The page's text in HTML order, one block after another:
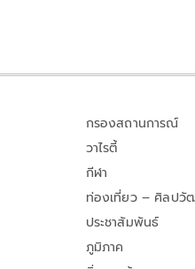
กรองสถานการณ์
วาไรตี้
กีฬา
ท่องเที่ยว – ศิลปวั
ประชาสัมพันธ์
ภูมิภาค